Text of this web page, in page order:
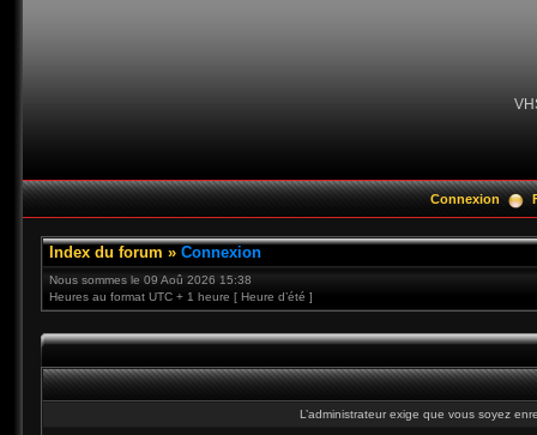
Connexion
Index du forum » Connexion
Nous sommes le 09 Aoû 2026 15:38
Heures au format UTC + 1 heure [ Heure d’été ]
L’administrateur exige que vous soyez